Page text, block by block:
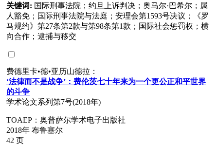
关键词: 国际刑事法院；约旦上诉判决；奥马尔·巴希尔；属
人豁免；国际刑事法院与法庭；安理会第1593号决议；《罗
马规约》第27条第2款与第98条第1款；国际社会惩罚权；横
向合作；逮捕与移交
费德里卡•德•亚历山德拉：
‘法律而不是战争’ ： 费伦茨七十年来为一个更公正和平世界
的斗争
学术论文系列第7号(2018年)
TOAEP：奥普萨尔学术电子出版社
2018年 布鲁塞尔
42 页